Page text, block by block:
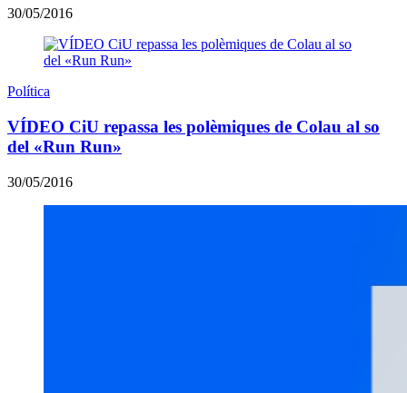
30/05/2016
Política
VÍDEO CiU repassa les polèmiques de Colau al so
del «Run Run»
30/05/2016